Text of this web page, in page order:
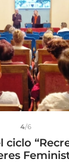
4/6
ciclo